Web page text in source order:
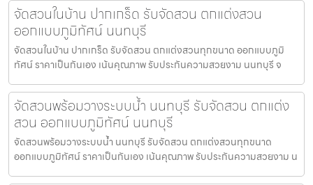
จัดสวนในบ้าน ปากเกร็ด รับจัดสวน ตกแต่งสวน
ออกแบบภูมิทัศน์ นนทบุรี
จัดสวนในบ้าน ปากเกร็ด รับจัดสวน ตกแต่งสวนทุกขนาด ออกแบบภูมิ
ทัศน์ ราคาเป็นกันเอง เน้นคุณภาพ รับประกันความสวยงาม นนทบุรี จ
จัดสวนพร้อมวางระบบน้ำ นนทบุรี รับจัดสวน ตกแต่ง
สวน ออกแบบภูมิทัศน์ นนทบุรี
จัดสวนพร้อมวางระบบน้ำ นนทบุรี รับจัดสวน ตกแต่งสวนทุกขนาด
ออกแบบภูมิทัศน์ ราคาเป็นกันเอง เน้นคุณภาพ รับประกันความสวยงาม น